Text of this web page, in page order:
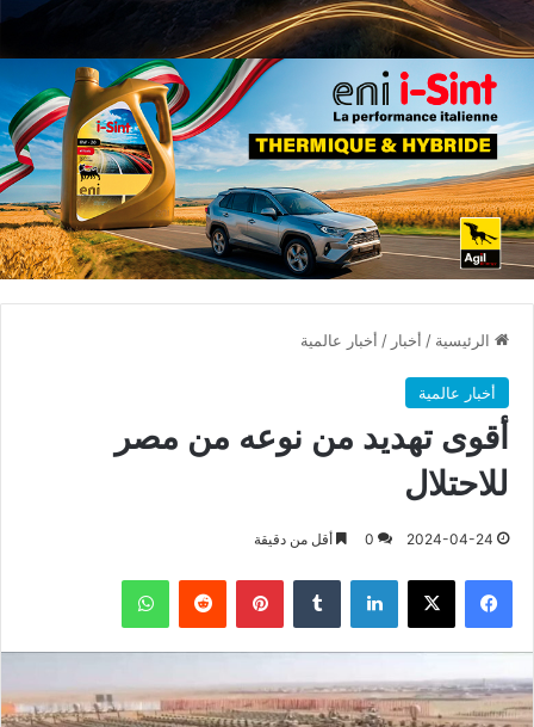
الرئيسية / أخبار / أخبار عالمية
أخبار عالمية
أقوى تهديد من نوعه من مصر
للاحتلال
2024-04-24
0 أقل من دقيقة
فيسبوك X لينكدإن بينتيريست واتساب